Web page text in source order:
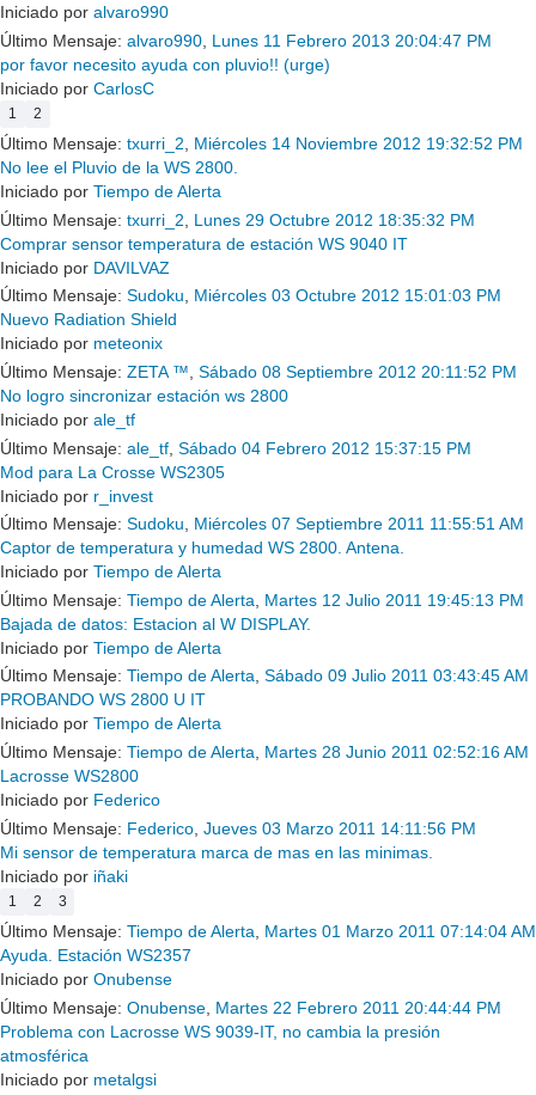
Iniciado por alvaro990
Último Mensaje: alvaro990 Lunes 11 Febrero 2013 20:04:47 PM
por favor necesito ayuda con pluvio!! (urge)
Iniciado por CarlosC
1 2
Último Mensaje: txurri_2, Miércoles 14 Noviembre 2012 19:32:52 PM
No lee el Pluvio de la WS 2800.
Iniciado por Tiempo de Alerta
Último Mensaje: txurri_2
Lunes 29 Octubre 2012 18:35:32 PM
Comprar sensor temperatura de estación WS 9040 IT
Iniciado por DAVILVAZ
Último Mensaje: Sudoku, Miércoles 03 Octubre 2012 15:01:03 PM
Nuevo Radiation Shield
Iniciado por meteonix
Último Mensaje: ZETA ™ Sábado 08 Septiembre 2012 20:11:52 PM
No logro sincronizar estación ws 2800
Iniciado por ale_tf
Último Mensaje: ale_tf Sábado 04 Febrero 2012 15:37:15 PM
Mod para La Crosse WS2305
Iniciado por r_invest
Último Mensaje: Sudoku, Miércoles 07 Septiembre 2011 11:55:51 AM
Captor de temperatura y humedad WS 2800. Antena.
Iniciado por Tiempo de Alerta
Último Mensaje: Tiempo de Alerta
Martes 12 Julio 2011 19:45:13 PM
Bajada de datos: Estacion al W DISPLAY.
Iniciado por Tiempo de Alerta
Último Mensaje: Tiempo de Alerta, Sábado 09 Julio 2011 03:43:45 AM
PROBANDO WS 2800 U IT
Iniciado por Tiempo de Alerta
Último Mensaje: Tiempo de Alerta
Martes 28 Junio 2011 02:52:16 AM
Lacrosse WS2800
Iniciado por Federico
Último Mensaje: Federico Jueves 03 Marzo 2011 14:11:56 PM
Mi sensor de temperatura marca de mas en las minimas.
Iniciado por iñaki
1 2 3
Último Mensaje: Tiempo de Alerta, Martes 01 Marzo 2011 07:14:04 AM
Ayuda. Estación WS2357
Iniciado por Onubense
Último Mensaje: Onubense Martes 22 Febrero 2011 20:44:44 PM
Problema con Lacrosse WS 9039-IT, no cambia la presión
atmosférica
Iniciado por metalgsi